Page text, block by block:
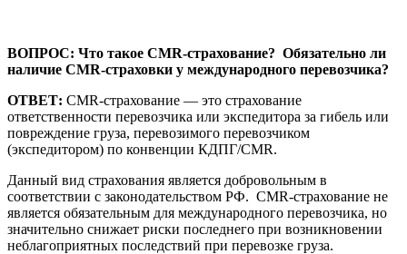
ВОПРОС: Что такое CMR-страхование? Обязательно ли
наличие CMR-страховки у международного перевозчика?
ОТВЕТ: CMR-страхование — это страхование
ответственности перевозчика или экспедитора за гибель или
повреждение груза, перевозимого перевозчиком
(экспедитором) по конвенции КДПГ/CMR.
Данный вид страхования является добровольным в
соответствии с законодательством РФ. CMR-страхование не
является обязательным для международного перевозчика, но
значительно снижает риски последнего при возникновении
неблагоприятных последствий при перевозке груза.